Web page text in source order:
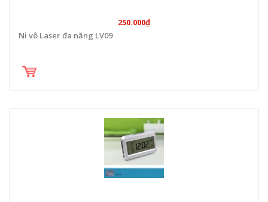
250.000₫
Ni vô Laser đa năng LV09